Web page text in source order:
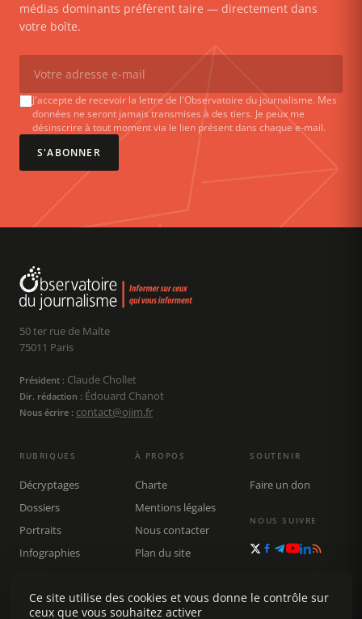
médias dominants préfèrent taire — directement dans
votre boîte.
J'accepte de recevoir la lettre de l'Observatoire du journalisme. Mes
données ne seront jamais transmises à des tiers. Je peux me
désinscrire à tout moment via le lien présent dans chaque e-mail.
S'ABONNER
50 ter rue de Malte
75011 Paris
Président : Claude Chollet
Dir. rédaction : Édouard Chanot
Nous écrire : contact@ojim.fr
RUBRIQUES
Décryptages
Dossiers
Portraits
Infographies
Rechercher
À PROPOS
Charte
Mentions légales
Nous contacter
Plan du site
SOUTENIR
Faire un don
NOUS SUIVRE
Ce site utilise des cookies et vous donne le contrôle sur
ceux que vous souhaitez activer